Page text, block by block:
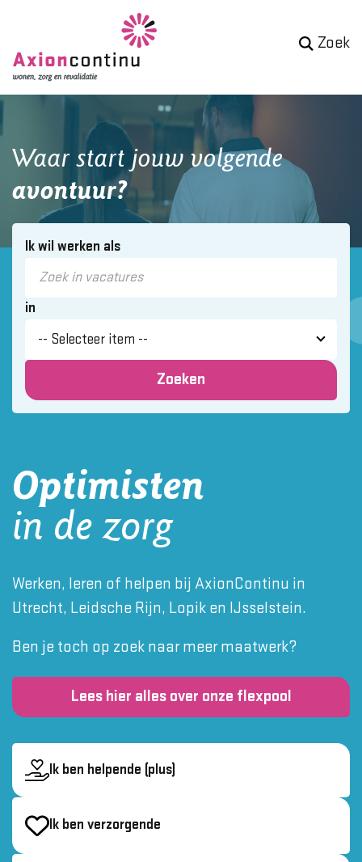
Zoek
Waar start jouw volgende
avontuur?
Ik wil werken als
in
-- Selecteer item --
Zoeken
Optimisten
in de zorg
Werken, leren of helpen bij AxionContinu in
Utrecht, Leidsche Rijn, Lopik en IJsselstein.
Ben je toch op zoek naar meer maatwerk?
Lees hier alles over onze flexpool
Ik ben helpende (plus)
Ik ben verzorgende